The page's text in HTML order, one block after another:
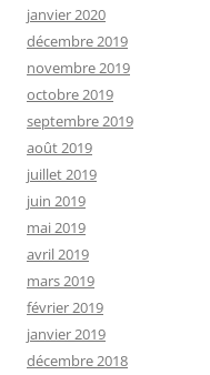
janvier 2020
décembre 2019
novembre 2019
octobre 2019
septembre 2019
août 2019
juillet 2019
juin 2019
mai 2019
avril 2019
mars 2019
février 2019
janvier 2019
décembre 2018